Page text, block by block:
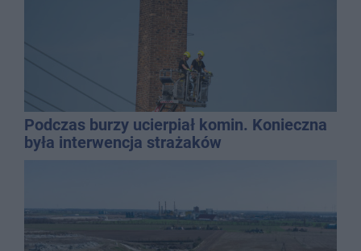
Podczas burzy ucierpiał komin. Konieczna
była interwencja strażaków